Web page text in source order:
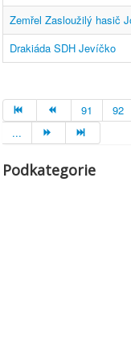
Zemřel Zasloužilý hasič
Drakiáda SDH Jevíčko
91
92
...
Podkategorie